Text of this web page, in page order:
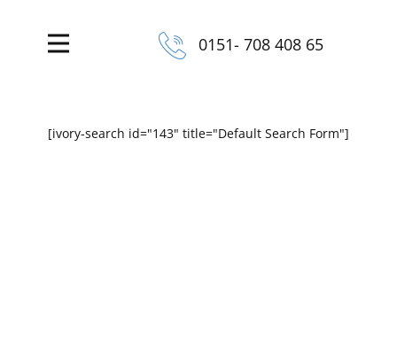
0151- 708 408 65
[ivory-search id="143" title="Default Search Form"]